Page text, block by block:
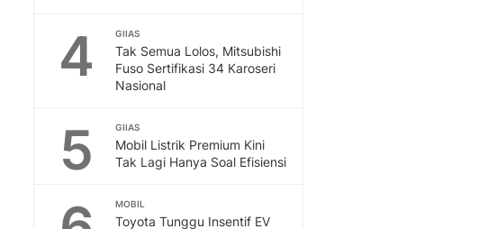
4 GIIAS
Tak Semua Lolos, Mitsubishi
Fuso Sertifikasi 34 Karoseri
Nasional
5 GIIAS
Mobil Listrik Premium Kini
Tak Lagi Hanya Soal Efisiensi
MOBIL
Toyota Tunggu Insentif EV